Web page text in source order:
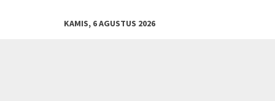
KAMIS, 6 AGUSTUS 2026